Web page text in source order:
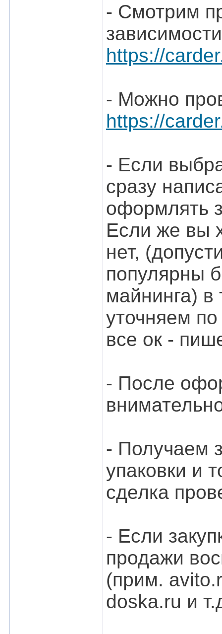
- Смотрим
https://
- Можно
https://
- Если
сразу
оформлять
Если же вы
нет,
популярны
майнинга)
уточняем
все ок -
- После
- Получаем
упаковки и
сделка
- Если
продажи
(прим.
doska.ru и